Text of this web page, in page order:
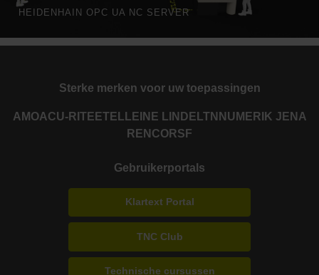
HEIDENHAIN OPC UA NC SERVER
Sterke merken voor uw toepassingen
AMOACU-RITE ETEL LEINE LINDE LTN NUMERIK JENA
RENCORSF
Gebruikerportals
Klartext Portal
TNC Club
Technische cursussen